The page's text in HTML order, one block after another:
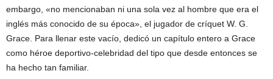
embargo, «no mencionaban ni una sola vez al hombre que era el
inglés más conocido de su época», el jugador de críquet W. G.
Grace. Para llenar este vacío, dedicó un capítulo entero a Grace
como héroe deportivo-celebridad del tipo que desde entonces se
ha hecho tan familiar.